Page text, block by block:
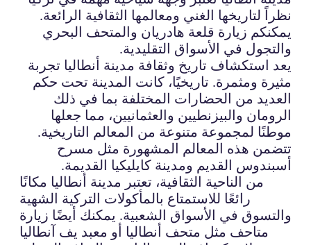
نظراً لتاريخها الغني ومعالمها الثقافية الرائعة.
يمكنكم زيارة قلعة هادريان والمتحف البحري
والتجول في الأسواق التقليدية.
يعد استكشاف تاريخ وثقافة مدينة أنطاليا تجربة
مثيرة ومثمرة. تاريخيًا، كانت المدينة تحت حكم
العديد من الحضارات المختلفة بما في ذلك
الرومان والبيزنطيين والعثمانيين، مما جعلها
موطنًا لمجموعة متنوعة من المعالم التاريخية.
تتضمن هذه المعالم المشهورة مثل مسرح
أسبندوس القديم ومدينة كايليكيا القديمة.
من الناحية الثقافية، تعتبر مدينة أنطاليا مكانًا
رائعًا للاستمتاع بالمأكولات التركية الشهية
والتسوق في الأسواق الشعبية. يمكنك أيضًا زيارة
متاحف مثل متحف أنطاليا أو معبد يف آنطاليا